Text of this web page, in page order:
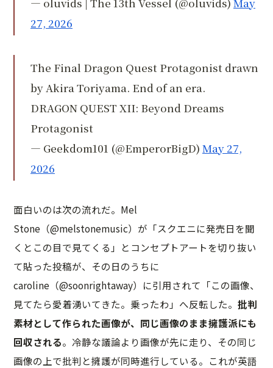
27, 2026
The Final Dragon Quest Protagonist drawn
by Akira Toriyama. End of an era.
DRAGON QUEST XII: Beyond Dreams
Protagonist
— Geekdom101 (@EmperorBigD) May 27,
2026
面白いのは次の流れだ。Mel
Stone（@melstonemusic）が「スクエニに発売日を聞
くとこの目で見てくる」とコンセプトアートを切り抜い
て貼った投稿が、その日のうちに
caroline（@soonrightaway）に引用されて「この画像、
見てたら愛着湧いてきた。乗ったわ」へ反転した。 批判
素材として作られた画像が、同じ画像のまま擁護派にも
回収される。冷静な議論より画像が先に走り、その同じ
画像の上で批判と擁護が同時進行している。これが英語